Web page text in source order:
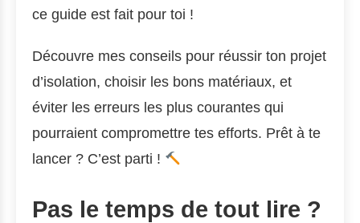
ce guide est fait pour toi !
Découvre mes conseils pour réussir ton projet
d’isolation, choisir les bons matériaux, et
éviter les erreurs les plus courantes qui
pourraient compromettre tes efforts. Prêt à te
lancer ? C’est parti !
Pas le temps de tout lire ?